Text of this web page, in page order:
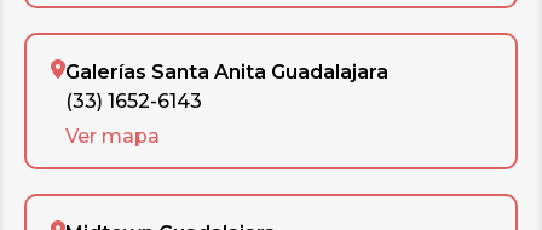
Galerías Santa Anita Guadalajara
(33) 1652-6143
Ver mapa